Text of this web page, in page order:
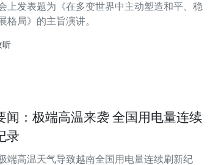
上发表题为《在多变世界中主动塑造和平、稳
格局》的主旨演讲。
听
闻：极端高温来袭 全国用电量连续
录
端高温天气导致越南全国用电量连续刷新纪